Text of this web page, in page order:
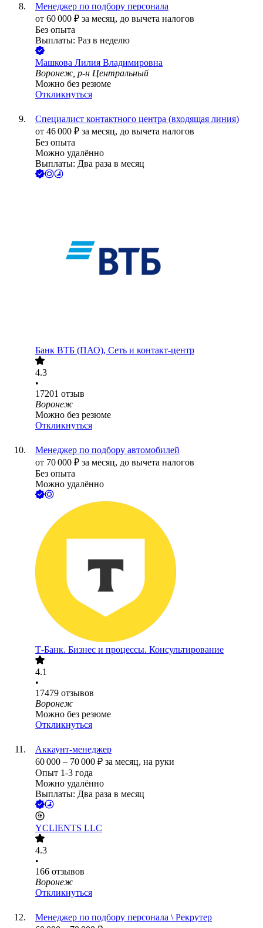
Менеджер по подбору персонала
от 60 000 ₽ за месяц, до вычета налогов
Без опыта
Выплаты: Раз в неделю
Машкова Лилия Владимировна
Воронеж, р-н Центральный
Можно без резюме
Откликнуться
Специалист контактного центра (входящая линия)
от 46 000 ₽ за месяц, до вычета налогов
Без опыта
Можно удалённо
Выплаты: Два раза в месяц
Банк ВТБ (ПАО), Сеть и контакт-центр
4.3
•
17201 отзыв
Воронеж
Можно без резюме
Откликнуться
Менеджер по подбору автомобилей
от 70 000 ₽ за месяц, до вычета налогов
Без опыта
Можно удалённо
Т-Банк. Бизнес и процессы. Консультирование
4.1
•
17479 отзывов
Воронеж
Можно без резюме
Откликнуться
Аккаунт-менеджер
60 000 – 70 000 ₽ за месяц, на руки
Опыт 1-3 года
Можно удалённо
Выплаты: Два раза в месяц
YCLIENTS LLC
4.3
•
166 отзывов
Воронеж
Откликнуться
Менеджер по подбору персонала \ Рекрутер